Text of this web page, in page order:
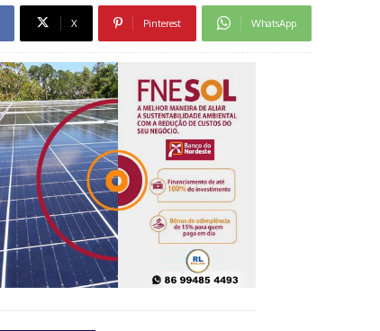
X Pinterest WhatsApp